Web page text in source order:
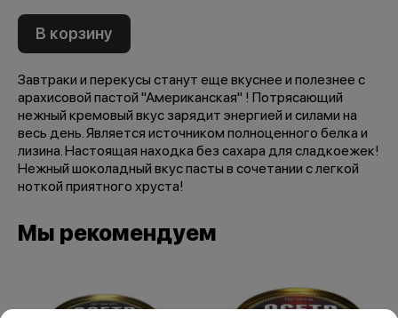
В корзину
Завтраки и перекусы станут еще вкуснее и полезнее с
арахисовой пастой "Американская" ! Потрясающий
нежный кремовый вкус зарядит энергией и силами на
весь день. Является источником полноценного белка и
лизина. Настоящая находка без сахара для сладкоежек!
Нежный шоколадный вкус пасты в сочетании с легкой
ноткой приятного хруста!
Мы рекомендуем